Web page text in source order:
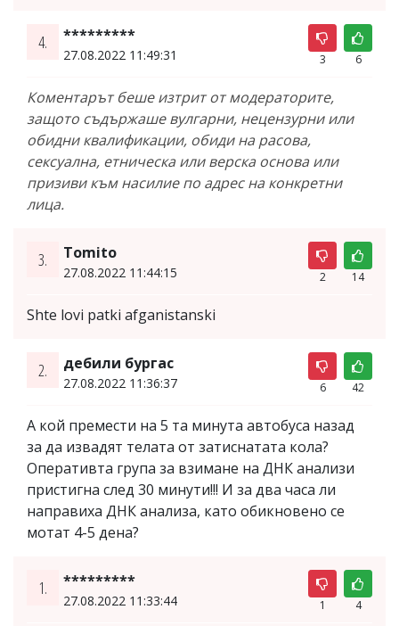
4. *********
27.08.2022 11:49:31 3 6
Коментарът беше изтрит от модераторите,
защото съдържаше вулгарни, нецензурни или
обидни квалификации, обиди на расова,
сексуална, етническа или верска основа или
призиви към насилие по адрес на конкретни
лица.
3. Tomito
27.08.2022 11:44:15 2 14
Shte lovi patki afganistanski
2. дебили бургас
27.08.2022 11:36:37 6 42
А кой премести на 5 та минута автобуса назад
за да извадят телата от затиснатата кола?
Оперативта група за взимане на ДНК анализи
пристигна след 30 минути!!! И за два часа ли
направиха ДНК анализа, като обикновено се
мотат 4-5 дена?
1. *********
27.08.2022 11:33:44 1 4